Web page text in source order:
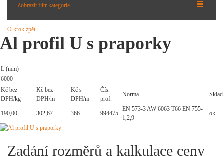
Zobrazit filtr kategorie
O krok zpět
Al profil U s praporky
L (mm)
6000
Kč bez
DPH/kg
Kč bez
DPH/m
Kč s
DPH/m
Čís.
prof.
Norma Sklad
190,00 302,67 366 994475
EN 573-3 AW 6063 T66 EN 755-
1,2,9
ok
Zadání rozměrů a kalkulace ceny